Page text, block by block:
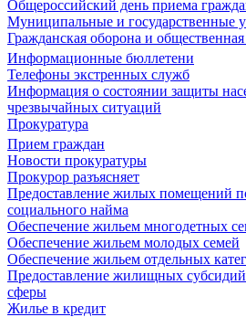
Общероссийский день приема
Муниципальные и государственные
Гражданская оборона и общественная
Информационные бюллетени
Телефоны экстренных служб
Информация о состоянии защиты
чрезвычайных ситуаций
Прокуратура
Прием граждан
Новости прокуратуры
Прокурор разъясняет
Предоставление жилых помещений
социального найма
Обеспечение жильем многодетных
Обеспечение жильем молодых семей
Обеспечение жильем отдельных
Предоставление жилищных
сферы
Жилье в кредит